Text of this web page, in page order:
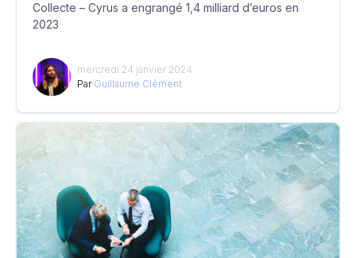
Collecte – Cyrus a engrangé 1,4 milliard d’euros en
2023
mercredi 24 janvier 2024
Par Guillaume Clément